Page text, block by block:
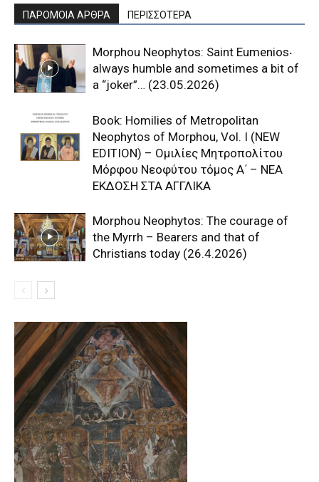
ΠΑΡΟΜΟΙΑ ΑΡΘΡΑ ΠΕΡΙΣΣΟΤΕΡΑ
Morphou Neophytos: Saint Eumenios‧
always humble and sometimes a bit of
a “joker”… (23.05.2026)
Book: Homilies of Metropolitan
Neophytos of Morphou, Vol. I (NEW
EDITION) – Ομιλίες Μητροπολίτου
Μόρφου Νεοφύτου τόμος Α΄ – ΝΕΑ
ΕΚΔΟΣΗ ΣΤΑ ΑΓΓΛΙΚΑ
Morphou Neophytos: The courage of
the Myrrh – Bearers and that of
Christians today (26.4.2026)